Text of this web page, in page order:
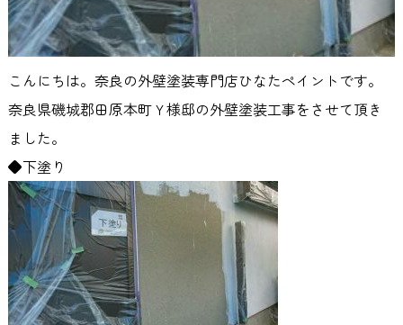
こんにちは。奈良の外壁塗装専門店ひなたペイントです。
奈良県磯城郡田原本町Ｙ様邸の外壁塗装工事をさせて頂き
ました。
◆下塗り